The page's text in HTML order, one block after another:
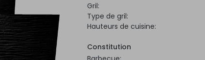
Gril:
Type de gril:
Hauteurs de cuisine:
Constitution